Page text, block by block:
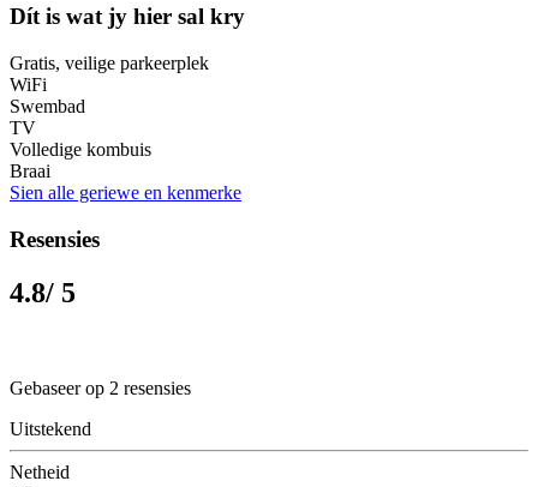
Dít is wat jy hier sal kry
Gratis, veilige parkeerplek
WiFi
Swembad
TV
Volledige kombuis
Braai
Sien alle geriewe en kenmerke
Resensies
4.8/ 5
Gebaseer op 2 resensies
Uitstekend
Netheid